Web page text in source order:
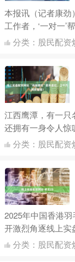
本报讯（记者康劲
工作者，‘一对一’
职业规划线上实
分类： 股民配资
江西鹰潭，有一只
还拥有一身令人
板、按电梯、开门
分类： 股民配资
2025年中国香港
开激烈角逐线上实
双项目中接连上
分类： 股民配资